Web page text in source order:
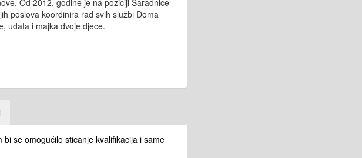
Od 2012. godine je na poziciji Saradnice
poslova koordinira rad svih službi Doma
udata i majka dvoje djece.
se omogućilo sticanje kvalifikacija i same